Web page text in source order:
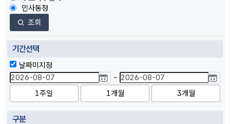
인사동정
조회
기간선택
날짜미지정
-
1주일
1개월 3개월
구분